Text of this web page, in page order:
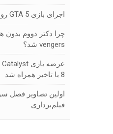
اجرای بازی GTA 5 روی آیفون ممکن شد!
Vengers شد؟
8 با تاخیر همراه شد
فیلم‌برداری